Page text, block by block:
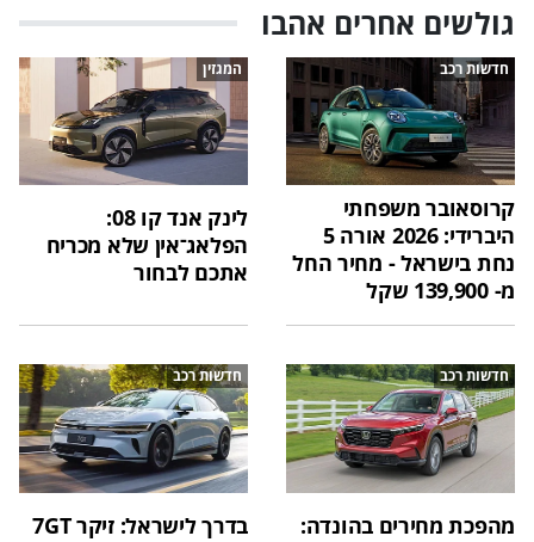
גולשים אחרים אהבו
חדשות רכב
קרוסאובר משפחתי
היברידי: 2026 אורה 5
נחת בישראל - מחיר החל
מ- 139,900 שקל
המגזין
לינק אנד קו 08:
הפלאג־אין שלא מכריח
אתכם לבחור
חדשות רכב
מהפכת מחירים בהונדה:
חדשות רכב
בדרך לישראל: זיקר 7GT